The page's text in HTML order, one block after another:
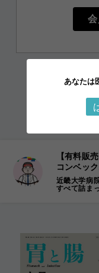
【有料販
コンベッ
近畿大学病
すべて詰ま
あなたは